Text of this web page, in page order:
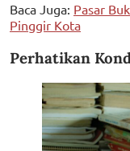
Baca Juga: Pasar
Pinggir Kota
Perhatikan